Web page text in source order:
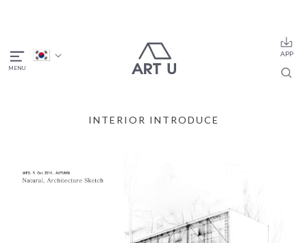
INTERIOR INTRODUCE